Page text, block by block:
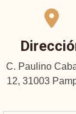
C. Paulino
12, 31003